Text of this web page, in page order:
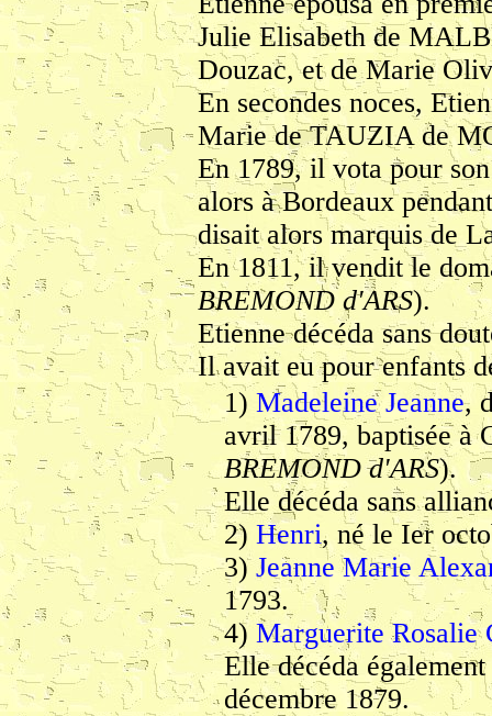
Julie Elisabeth de
Douzac, et de Marie
En secondes noces,
Marie de TAUZIA de
En 1789, il vota pour
alors à Bordeaux
disait alors marquis de
En 1811, il vendit le
BREMOND d'ARS).
Etienne décéda sans
Il avait eu pour enfants
1) Madeleine Jeanne,
avril 1789, baptisée à
BREMOND d'ARS).
Elle décéda sans
2) Henri, né le Ier
3)Jeanne Marie
1793.
4) Marguerite Rosalie
Elle décéda
décembre 1879.